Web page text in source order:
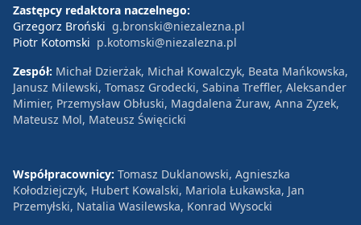
Zastępcy redaktora naczelnego:
Grzegorz Broński g.bronski@niezalezna.pl
Piotr Kotomski p.kotomski@niezalezna.pl
Zespół: Michał Dzierżak, Michał Kowalczyk, Beata Mańkowska,
Janusz Milewski, Tomasz Grodecki, Sabina Treffler, Aleksander
Mimier, Przemysław Obłuski, Magdalena Żuraw, Anna Zyzek,
Mateusz Mol, Mateusz Święcicki
Współpracownicy: Tomasz Duklanowski, Agnieszka
Kołodziejczyk, Hubert Kowalski, Mariola Łukawska, Jan
Przemyłski, Natalia Wasilewska, Konrad Wysocki